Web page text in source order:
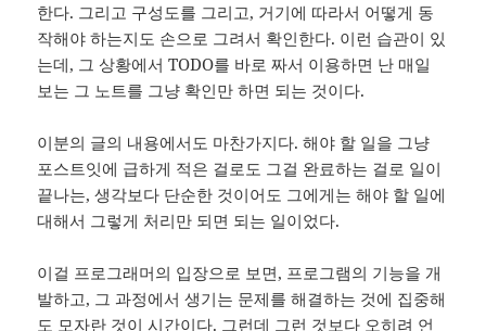
한다. 그리고 구성도를 그리고, 거기에 따라서 어떻게 동
작해야 하는지도 손으로 그려서 확인한다. 이런 습관이 있
는데, 그 상황에서 TODO를 바로 짜서 이용하면 난 매일
보는 그 노트를 그냥 확인만 하면 되는 것이다.
이분의 글의 내용에서도 마찬가지다. 해야 할 일을 그냥
포스트잇에 급하게 적은 걸로도 그걸 완료하는 걸로 일이
끝나는, 생각보다 단순한 것이어도 그에게는 해야 할 일에
대해서 그렇게 처리만 되면 되는 일이었다.
이걸 프로그래머의 입장으로 보면, 프로그램의 기능을 개
발하고, 그 과정에서 생기는 문제를 해결하는 것에 집중해
도 모자란 것이 시간이다. 그런데 그런 것보다 오히려 언